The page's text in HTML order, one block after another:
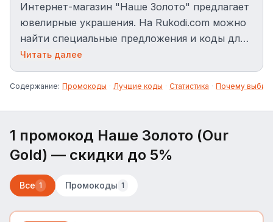
Интернет-магазин "Наше Золото" предлагает
ювелирные украшения. На Rukodi.com можно
найти специальные предложения и коды для
получения скидки на заказы в ourgold.ru.
Читать далее
Содержание: Промокоды · Лучшие коды · Статистика · Почему
1 промокод Наше Золото (Our
Gold) — скидки до 5%
Все 1 Промокоды 1